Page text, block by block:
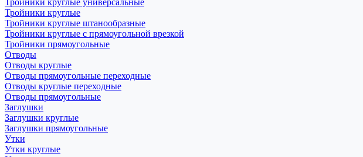
Тройники круглые универсальные
Тройники круглые
Тройники круглые штанообразные
Тройники круглые с прямоугольной врезкой
Тройники прямоугольные
Отводы
Отводы круглые
Отводы прямоугольные переходные
Отводы круглые переходные
Отводы прямоугольные
Заглушки
Заглушки круглые
Заглушки прямоугольные
Утки
Утки круглые